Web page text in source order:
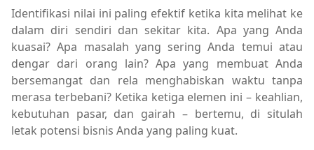
Identifikasi nilai ini paling efektif ketika kita melihat ke
dalam diri sendiri dan sekitar kita. Apa yang Anda
kuasai? Apa masalah yang sering Anda temui atau
dengar dari orang lain? Apa yang membuat Anda
bersemangat dan rela menghabiskan waktu tanpa
merasa terbebani? Ketika ketiga elemen ini – keahlian,
kebutuhan pasar, dan gairah – bertemu, di situlah
letak potensi bisnis Anda yang paling kuat.